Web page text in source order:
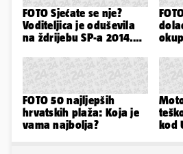
FOTO Sjećate se nje?
Voditeljica je oduševila
na ždrijebu SP-a 2014.
FOTO 50 najljepših
hrvatskih plaža: Koja je
vama najbolja?
kod